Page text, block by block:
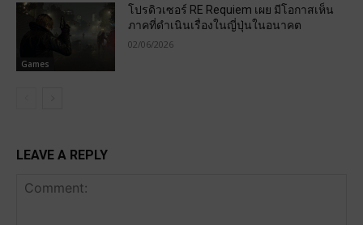
Games
โปรดิวเซอร์ RE Requiem เผย มีโอกาสเห็น
ภาคที่ดำเนินเรื่องในญี่ปุ่นในอนาคต
02/06/2026
LEAVE A REPLY